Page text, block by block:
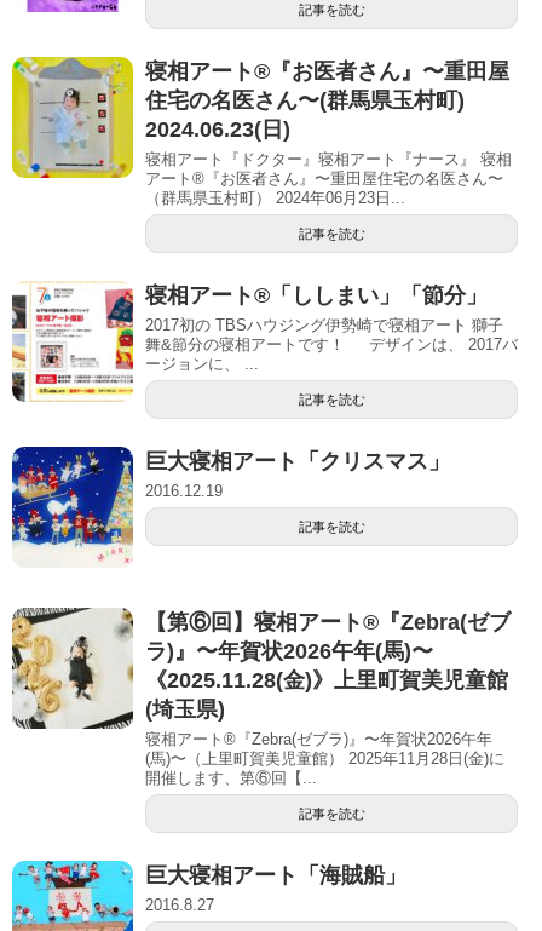
記事を読む
寝相アート®︎『お医者さん』〜重田屋
住宅の名医さん〜(群馬県玉村町)
2024.06.23(日)
寝相アート『ドクター』寝相アート『ナース』 寝相
アート®『お医者さん』〜重田屋住宅の名医さん〜
（群馬県玉村町） 2024年06月23日...
記事を読む
寝相アート®「ししまい」「節分」
2017初の TBSハウジング伊勢崎で寝相アート 獅子
舞&節分の寝相アートです！ デザインは、 2017バ
ージョンに、 ...
記事を読む
巨大寝相アート「クリスマス」
2016.12.19
記事を読む
【第⑥回】寝相アート®︎『Zebra(ゼブ
ラ)』〜年賀状2026午年(馬)〜
《2025.11.28(金)》上里町賀美児童館
(埼玉県)
寝相アート®『Zebra(ゼブラ)』〜年賀状2026午年
(馬)〜（上里町賀美児童館） 2025年11月28日(金)に
開催します、第⑥回【...
記事を読む
巨大寝相アート「海賊船」
2016.8.27